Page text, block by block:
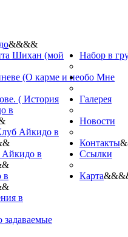
&&&&
Шихан (мой
(О карме и не
( История
в
Айкидо в
Набор в
Айкидо в
в
в
задаваемые
обо Мне
Галерея
Новости
Контакты
Ссылки
Карта